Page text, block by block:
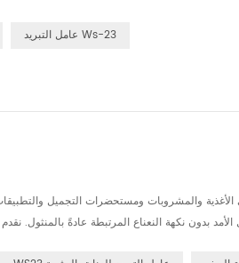
عامل التبريد Ws-23
والمشروبات ومستحضرات التجميل والتطبيقات